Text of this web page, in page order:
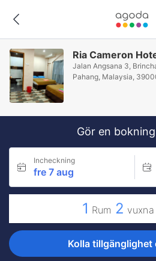
Ria Cameron
Jalan Angsana 3,
Pahang, Malaysia,
Gör en
Incheckning
fre 7 aug
1 Rum 2 vuxna
Kolla tillgänglighet